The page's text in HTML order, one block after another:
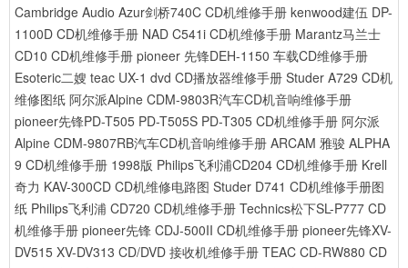
Cambridge Audio Azur剑桥740C CD机维修手册 kenwood建伍 DP-
1100D CD机维修手册 NAD C541i CD机维修手册 Marantz马兰士
CD10 CD机维修手册 pioneer 先锋DEH-1150 车载CD维修手册
Esoteric二嫂 teac UX-1 dvd CD播放器维修手册 Studer A729 CD机
维修图纸 阿尔派Alpine CDM-9803R汽车CD机音响维修手册
pioneer先锋PD-T505 PD-T505S PD-T305 CD机维修手册 阿尔派
Alpine CDM-9807RB汽车CD机音响维修手册 ARCAM 雅骏 ALPHA
9 CD机维修手册 1998版 Philips飞利浦CD204 CD机维修手册 Krell
奇力 KAV-300CD CD机维修电路图 Studer D741 CD机维修手册图
纸 Philips飞利浦 CD720 CD机维修手册 Technics松下SL-P777 CD
机维修手册 pioneer先锋 CDJ-500II CD机维修手册 pioneer先锋XV-
DV515 XV-DV313 CD/DVD 接收机维修手册 TEAC CD-RW880 CD